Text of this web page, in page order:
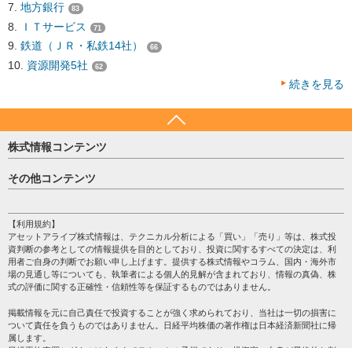
地方銀行 83
ＩＴサービス 71
鉄道（ＪＲ・私鉄14社） 66
資源開発5社 62
続きを見る
株式情報コンテンツ
日経平均
売買シグナル
株テーマ情報
海外市況
投資カレンダー
格付け情報
その他コンテンツ
個人情報保護方針
プライバシーポリシー
会社案内
サイトマップ
過去データ
【利用規約】
アセットアライブ株式情報は、テクニカル分析による「買い」「売り」等は、株式投
資判断の参考としての情報提供を目的としており、投資に関するすべての決定は、利
用者ご自身の判断でお願い申し上げます。提供する株式情報やコラム、国内・海外市
場の見通し等についても、執筆者による個人的見解が含まれており、情報の真偽、株
式の評価に関する正確性・信頼性等を保証するものではありません。
掲載情報を元に自己責任で投資することが強く求められており、当社は一切の損害に
ついて責任を負うものではありません。日経平均株価の著作権は日本経済新聞社に帰
属します。